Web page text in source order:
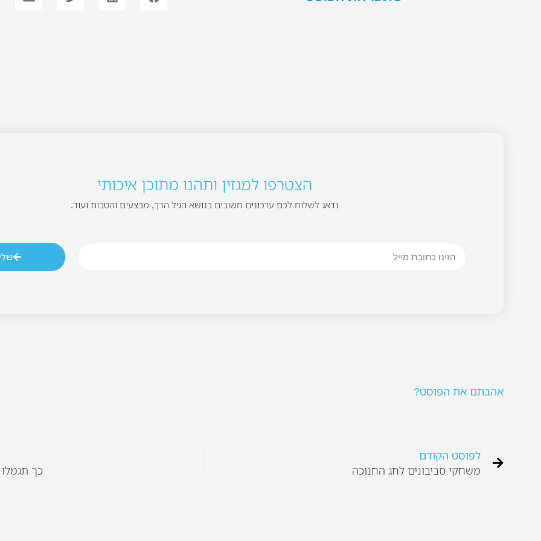
הצטרפו למגזין ותהנו מתוכן איכותי
נדאג לשלוח לכם עדכונים חשובים בנושא הגיל הרך, מבצעים והטבות ועוד.
אהבתם את הפוסט?
לפוסט הקודם
משחקי סביבונים לחג החנוכה
כך